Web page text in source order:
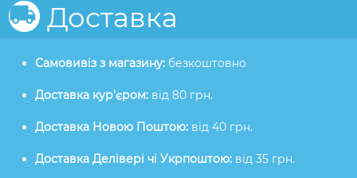
Доставка
Самовивіз з магазину: безкоштовно
Доставка кур'єром: від 80 грн.
Доставка Новою Поштою: від 40 грн.
Доставка Делівері чі Укрпоштою: від 35 грн.